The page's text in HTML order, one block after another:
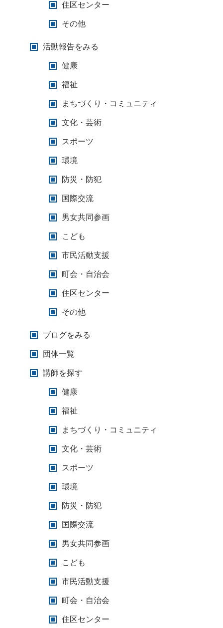
住区センター
その他
活動報告をみる
健康
福祉
まちづくり・コミュニティ
文化・芸術
スポーツ
環境
防災・防犯
国際交流
男女共同参画
こども
市民活動支援
町会・自治会
住区センター
その他
ブログをみる
団体一覧
講師を探す
健康
福祉
まちづくり・コミュニティ
文化・芸術
スポーツ
環境
防災・防犯
国際交流
男女共同参画
こども
市民活動支援
町会・自治会
住区センター